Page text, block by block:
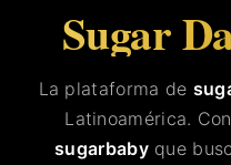
Sugar
La plataforma de
Latinoamérica.
sugarbabyque